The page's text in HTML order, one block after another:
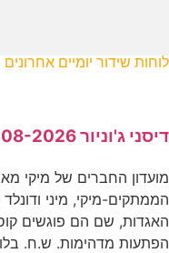
לוחות שידור יומיים אחרונים
דיסני ג'וניור 07-08-2026
הממתקים-מיקי, מיני ודונלד
האגדות, שם הם פוגשים
הפתעות מדהימות. ש.ח.